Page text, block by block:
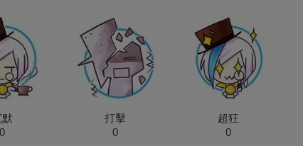
0
打擊
0
超狂
0